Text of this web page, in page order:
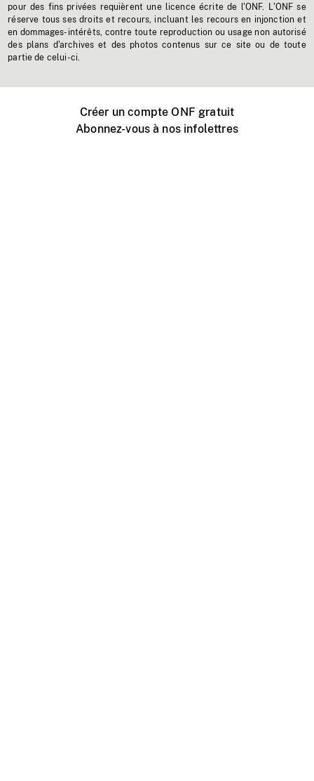
pour des fins privées requièrent une licence écrite de l'ONF. L'ONF se
réserve tous ses droits et recours, incluant les recours en injonction et
en dommages-intérêts, contre toute reproduction ou usage non autorisé
des plans d'archives et des photos contenus sur ce site ou de toute
partie de celui-ci.
Créer un compte ONF gratuit
Abonnez-vous à nos infolettres